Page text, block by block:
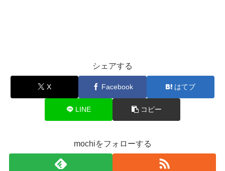
シェアする
X Facebook はてブ
LINE コピー
mochiをフォローする